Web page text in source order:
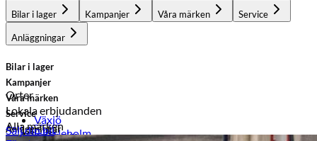
Bilar i lager Kampanjer Våra märken Service
Anläggningar
Bilar i lager
Orter
Växjö
Hässleholm
Kampanjer
Lokala erbjudanden
Hässleholm
Våra märken
Alla märken
Service
Anläggningar
Sälj din bil